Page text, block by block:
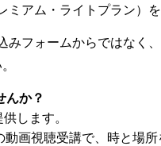
ミアム・ライトプラン）
フォームからではなく、
か？
します。
画視聴受講で、時と場所